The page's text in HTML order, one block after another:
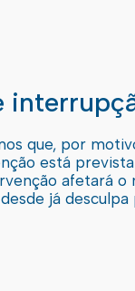
que, por
está
afetará
já